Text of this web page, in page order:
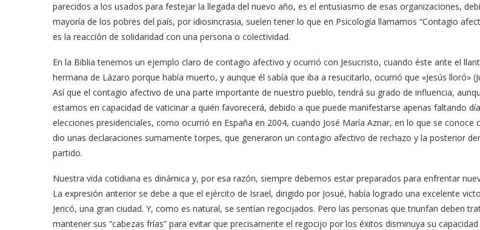
parecidos a los usados para festejar la llegada del nuevo año, es el entusiasmo de esas organizaciones,
mayoría de los pobres del país, por idiosincrasia, suelen tener lo que en Psicología llamamos “Contagio
es la reacción de solidaridad con una persona o colectividad.
En la Biblia tenemos un ejemplo claro de contagio afectivo y ocurrió con Jesucristo, cuando éste ante el
hermana de Lázaro porque había muerto, y aunque él sabía que iba a resucitarlo, ocurrió que «Jesús lloró»
Así que el contagio afectivo de una parte importante de nuestro pueblo, tendrá su grado de influencia,
estamos en capacidad de vaticinar a quién favorecerá, debido a que puede manifestarse apenas faltando
elecciones presidenciales, como ocurrió en España en 2004, cuando José María Aznar, en lo que se conoce
dio unas declaraciones sumamente torpes, que generaron un contagio afectivo de rechazo y la posterior
partido.
Nuestra vida cotidiana es dinámica y, por esa razón, siempre debemos estar preparados para enfrentar
La expresión anterior se debe a que el ejército de Israel, dirigido por Josué, había logrado una excelente
Jericó, una gran ciudad. Y, como es natural, se sentían regocijados. Pero las personas que triunfan deben
mantener sus “cabezas frías” para evitar que precisamente el regocijo por los éxitos disminuya su capacidad